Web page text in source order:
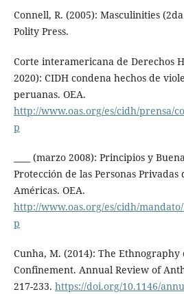
Connell, R. (2005): Masculinities
Polity Press.
Corte interamericana de Derechos
2020): CIDH condena hechos de
peruanas. OEA.
http://www.oas.org/es/cidh/prensa/
p
____ (marzo 2008): Principios y
Protección de las Personas
Américas. OEA.
http://www.oas.org/es/cidh/mandato/
p
Cunha, M. (2014): The Ethnography
Confinement. Annual Review of
217-233. https://doi.org/10.1146/